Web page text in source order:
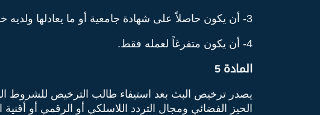
3- أن يكون حاصلاً على شهادة جامعية أو ما يعادلها ولديه خبرة في مجال الإعلام لا تقل عن خمس سنوات.
4- أن يكون متفرغاً لعمله فقط.
المادة 5
يصدر ترخيص البث بعد استيفاء طالب الترخيص للشروط
الحيز الفضائي ومجال التردد اللاسلكي أو الرقمي أو